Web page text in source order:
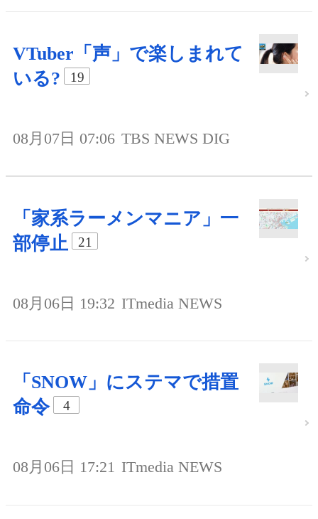
VTuber「声」で楽しまれて
いる?
19
08月07日 07:06 TBS NEWS DIG
「家系ラーメンマニア」一
部停止
21
08月06日 19:32 ITmedia NEWS
「SNOW」にステマで措置
命令
4
08月06日 17:21 ITmedia NEWS